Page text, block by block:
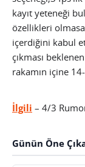
kayıt yeteneği
özellikleri
içerdiğini kabul
çıkması
rakamın içine
İlgili – 4/3
Günün Öne